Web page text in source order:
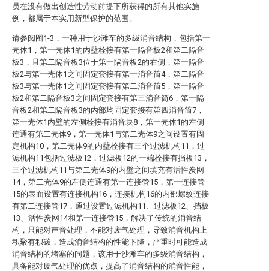
员在没有做出创造性劳动前提下所获得的所有其他实施
例，都属于本实用新型保护的范围。
请参阅图1-3，一种用于沙滩车的多级消音结构，包括第一
壳体1，第一壳体1的内壁栓接有第一隔音板2和第二隔音
板3，且第二隔音板3位于第一隔音板2的右侧，第一隔音
板2与第一壳体1之间固定套接有第一消音筒4，第二隔音
板3与第一壳体1之间固定套接有第二消音筒5，第一隔音
板2和第二隔音板3之间固定套接有第三消音筒6，第一隔
音板2和第二隔音板3的内部均固定套接有第四消音筒7，
第一壳体1内壁的左侧栓接有消音块8，第一壳体1的左侧
连通有第二壳体9，第一壳体1与第二壳体9之间设置有固
定机构10，第二壳体9的内壁栓接有三个过滤机构11，过
滤机构11包括过滤板12，过滤板12的一端栓接有挡板13，
三个过滤机构11与第二壳体9的内壁之间填充有活性炭网
14，第二壳体9的左侧连通有第一连接管15，第一连接管
15的表面设置有连接机构16，连接机构16的内部螺纹连接
有第二连接管17，通过设置过滤机构11、过滤板12、挡板
13、活性炭网14和第一连接管15，解决了传统的消音结
构，只能对声音处理，不能对废气处理，导致消音机构上
积聚有积碳，造成消音结构的性能下降，严重时可能造成
消音结构的堵塞的问题，该用于沙滩车的多级消音结构，
具备能对废气处理的优点，提高了消音结构的消音性能，